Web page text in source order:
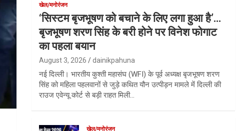
खेल/मनोरंजन
‘सिस्टम बृजभूषण को बचाने के लिए लगा हुआ है’…
बृजभूषण शरण सिंह के बरी होने पर विनेश फोगाट
का पहला बयान
August 3, 2026 dainikpahuna
नई दिल्ली। भारतीय कुश्ती महासंघ (WFI) के पूर्व अध्यक्ष बृजभूषण शरण
सिंह को महिला पहलवानों से जुड़े कथित यौन उत्पीड़न मामले में दिल्ली की
राउज एवेन्यू कोर्ट से बड़ी राहत मिली…
खेल/मनोरंजन